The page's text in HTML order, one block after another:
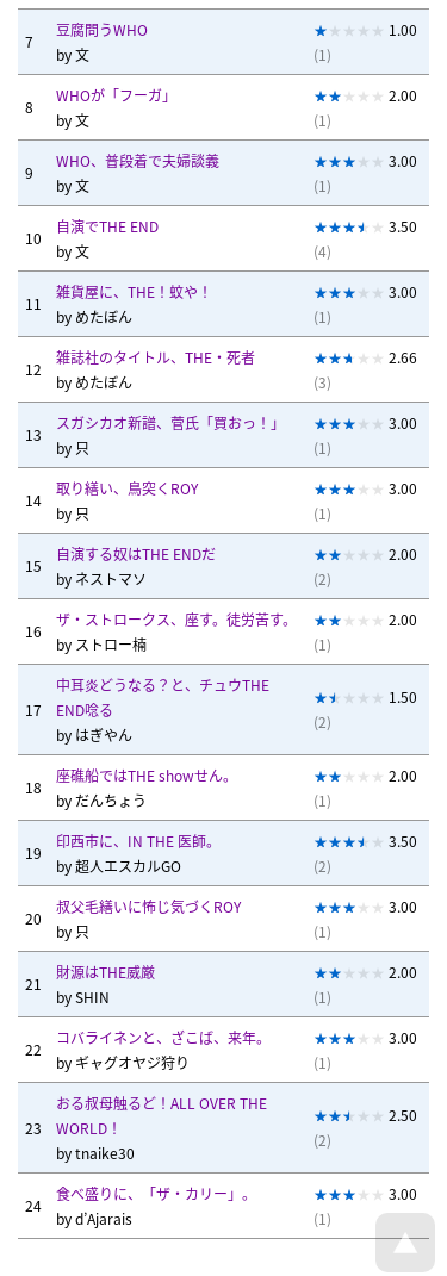
7
豆腐問うWHO
by文
1.00
(1)
8
WHOが「フーガ」
by文
2.00
(1)
9
WHO、普段着で夫婦談義
by文
3.00
(1)
10
自演でTHE END
by文
3.50
(4)
11
雑貨屋に、THE！蚊や！
by めたぼん
3.00
(1)
12
雑誌社のタイトル、THE・死者
by めたぼん
2.66
(3)
13
スガシカオ新譜、菅氏「買おっ！」
by 只
3.00
(1)
14
取り繕い、鳥突くROY
by 只
3.00
(1)
15
自演する奴はTHE ENDだ
by ネストマソ
2.00
(2)
16
ザ・ストロークス、座す。徒労苦す。
by ストロー楠
2.00
(1)
17
中耳炎どうなる？と、チュウTHE
END唸る
by はぎやん
1.50
(2)
18
座礁船ではTHE showせん。
byだんちょう
2.00
(1)
19
印西市に、IN THE 医師。
by超人エスカルGO
3.50
(2)
20
叔父毛繕いに怖じ気づくROY
by 只
3.00
(1)
21
財源はTHE威厳
bySHIN
2.00
(1)
22
コバライネンと、ざこば、来年。
by ギャグオヤジ狩り
3.00
(1)
23
おる叔母触るど！ALL OVER THE
WORLD！
bytnaike30
2.50
(2)
24
食べ盛りに、「ザ・カリー」。
byd’Ajarais
3.00
(1)